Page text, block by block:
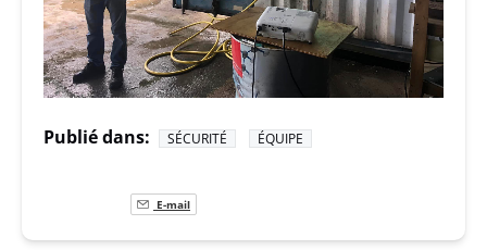
Publié dans: SÉCURITÉ ÉQUIPE
E-mail